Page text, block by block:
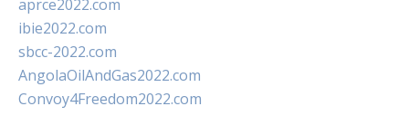
aprce2022.com
ibie2022.com
sbcc-2022.com
AngolaOilAndGas2022.com
Convoy4Freedom2022.com